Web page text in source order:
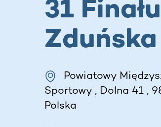
31
Powiatowy
Sportowy , Dolna 41 ,
Polska